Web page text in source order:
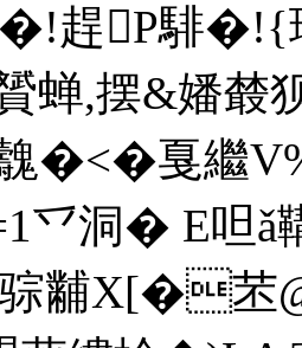
�!趕P騑
蝉,摆&嬏樷
�<�戛繼
洞� E呾ǎ鞲
黼X[�苤